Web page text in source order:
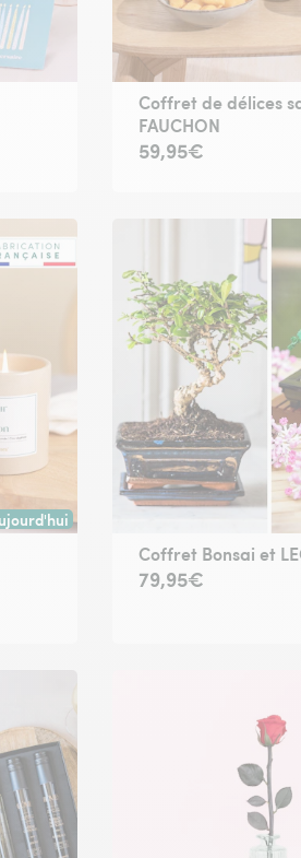
Coffret de délices
FAUCHON
59,95€
17h) ou à la date de votre choix.
dès aujourd'hui (pour toute commande
Coffret Bonsai et
79,95€